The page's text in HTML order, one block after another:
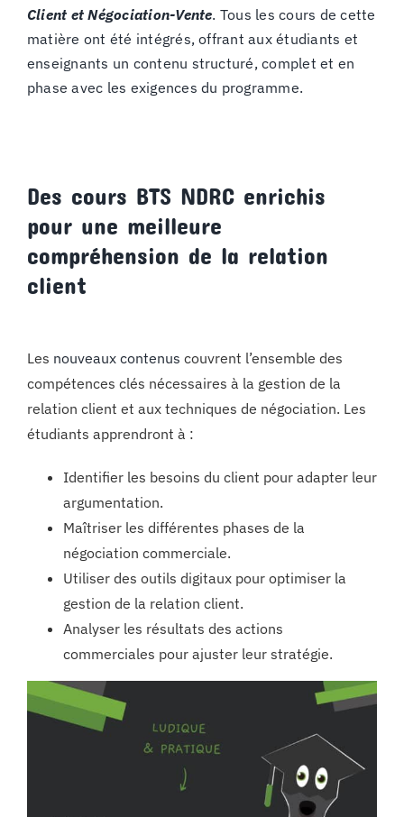
Client et Négociation-Vente. Tous les cours de cette
matière ont été intégrés, offrant aux étudiants et
enseignants un contenu structuré, complet et en
phase avec les exigences du programme.
Des cours BTS NDRC enrichis
pour une meilleure
compréhension de la relation
client
Les nouveaux contenus couvrent l’ensemble des
compétences clés nécessaires à la gestion de la
relation client et aux techniques de négociation. Les
étudiants apprendront à :
Identifier les besoins du client pour adapter leur
argumentation.
Maîtriser les différentes phases de la
négociation commerciale.
Utiliser des outils digitaux pour optimiser la
gestion de la relation client.
Analyser les résultats des actions
commerciales pour ajuster leur stratégie.